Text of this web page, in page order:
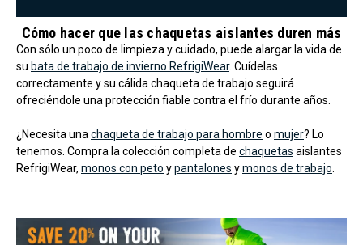
Cómo hacer que las chaquetas aislantes duren más
Con sólo un poco de limpieza y cuidado, puede alargar la vida de
su bata de trabajo de invierno RefrigiWear. Cuídelas
correctamente y su cálida chaqueta de trabajo seguirá
ofreciéndole una protección fiable contra el frío durante años.
¿Necesita una chaqueta de trabajo para hombre o mujer? Lo
tenemos. Compra la colección completa de chaquetas aislantes
RefrigiWear, monos con peto ypantalones ymonos de trabajo